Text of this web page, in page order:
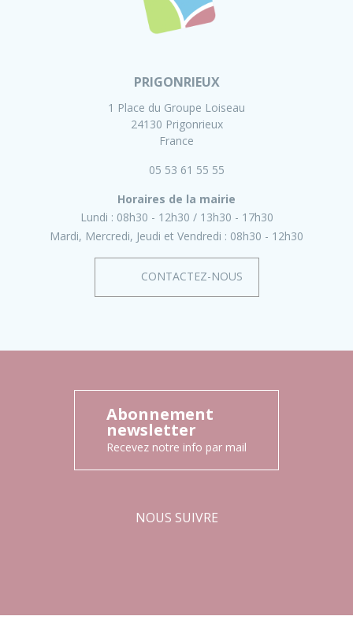
PRIGONRIEUX
1 Place du Groupe Loiseau
24130 Prigonrieux
France
05 53 61 55 55
Horaires de la mairie
Lundi : 08h30 - 12h30
13h30 - 17h30
Mardi, Mercredi, Jeudi et Vendredi : 08h30 - 12h30
CONTACTEZ-NOUS
Abonnement
newsletter
Recevez notre info par mail
NOUS SUIVRE